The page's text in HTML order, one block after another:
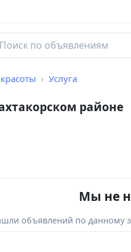
Услуга
районе
Мы не
объявлений по данному